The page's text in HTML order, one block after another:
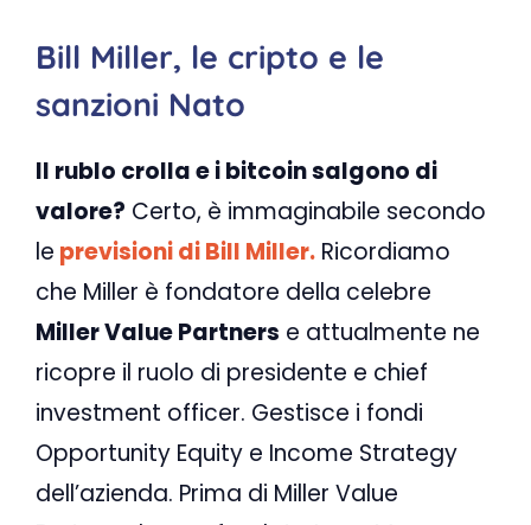
Bill Miller, le cripto e le
sanzioni Nato
Il rublo crolla e i bitcoin salgono di
valore? Certo, è immaginabile secondo
le previsioni di Bill Miller. Ricordiamo
che Miller è fondatore della celebre
Miller Value Partners e attualmente ne
ricopre il ruolo di presidente e chief
investment officer. Gestisce i fondi
Opportunity Equity e Income Strategy
dell’azienda. Prima di Miller Value